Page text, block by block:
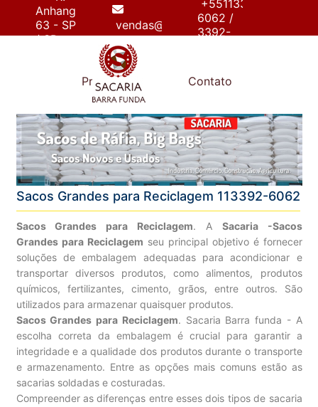
Anhanguera,
63 - SP
/ SP
vendas@sacariabarrafunda.com.br
+55113392-
6062 /
3392-
Produtos Contato
Sacos Grandes para Reciclagem 113392-6062
Sacos Grandes para Reciclagem. A Sacaria -Sacos
Grandes para Reciclagem seu principal objetivo é fornecer
soluções de embalagem adequadas para acondicionar e
transportar diversos produtos, como alimentos, produtos
químicos, fertilizantes, cimento, grãos, entre outros. São
utilizados para armazenar quaisquer produtos.
Sacos Grandes para Reciclagem. Sacaria Barra funda - A
escolha correta da embalagem é crucial para garantir a
integridade e a qualidade dos produtos durante o transporte
e armazenamento. Entre as opções mais comuns estão as
sacarias soldadas e costuradas.
Compreender as diferenças entre esses dois tipos de sacaria